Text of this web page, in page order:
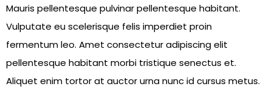
Mauris pellentesque pulvinar pellentesque habitant.
Vulputate eu scelerisque felis imperdiet proin
fermentum leo. Amet consectetur adipiscing elit
pellentesque habitant morbi tristique senectus et.
Aliquet enim tortor at auctor urna nunc id cursus metus.